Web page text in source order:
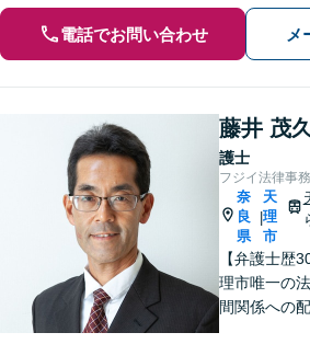
電話でお問い合わせ メ
藤井 茂久
護士
フジイ法律事
奈
良
県
|
天
理
市
【弁護士歴
理市唯一の
間関係への